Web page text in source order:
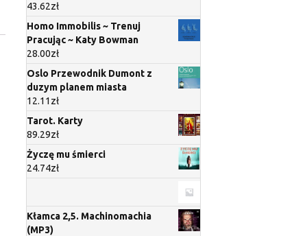
43.62zł
Homo Immobilis ~ Trenuj
Pracując ~ Katy Bowman
28.00zł
Oslo Przewodnik Dumont z
duzym planem miasta
12.11 zł
Tarot. Karty
89.29zł
Życzę mu śmierci
24.74zł
Kłamca 2,5. Machinomachia
(MP3)